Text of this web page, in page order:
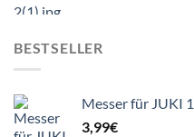
BESTSELLER
Messer für JUKI
3,99€